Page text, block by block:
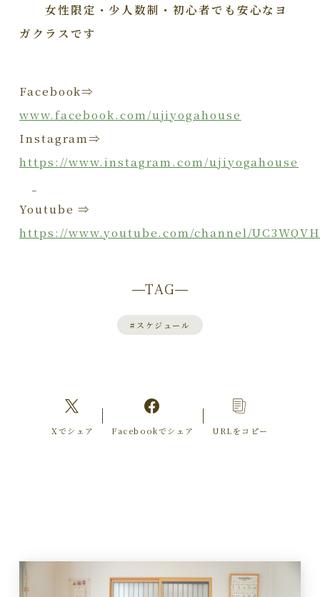
女性限定・少人数制・初心者でも安心なヨ
ガクラスです
Facebook⇒
www.facebook.com/ujiyogahouse
Instagram⇒
https://www.instagram.com/ujiyogahouse
Youtube ⇒
https://www.youtube.com/channel/
TAG
# スケジュール
Xでシェア Facebookでシェア URLをコピー